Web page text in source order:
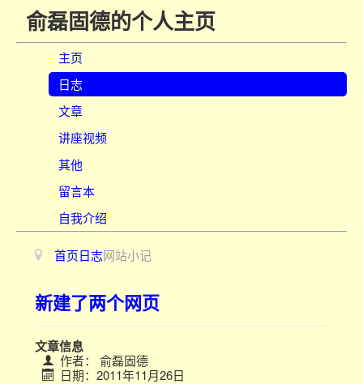
俞磊固德的个人主页
主页
日志
文章
讲座视频
其他
留言本
自我介绍
首页日志网站小记
新建了两个网页
文章信息
作者： 俞磊固德
日期：2011年11月26日